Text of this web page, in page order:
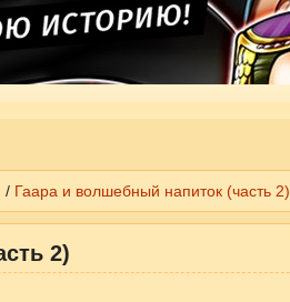
/ Гаара и волшебный напиток (часть 2)
2)